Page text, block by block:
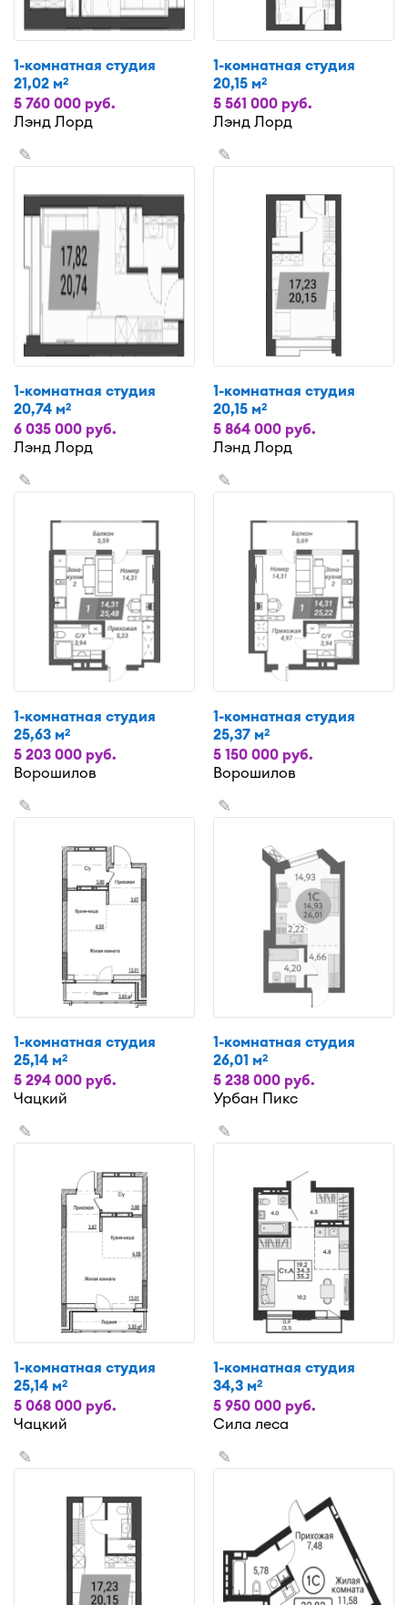
1-комнатная студия
21,02 м2
5 760 000 руб.
Лэнд Лорд
1-комнатная студия
20,15 м2
5 561 000 руб.
Лэнд Лорд
✎
1-комнатная студия
20,74 м2
6 035 000 руб.
Лэнд Лорд
✎
1-комнатная студия
20,15 м2
5 864 000 руб.
Лэнд Лорд
✎
1-комнатная студия
25,63 м2
5 203 000 руб.
Ворошилов
✎
1-комнатная студия
25,37 м2
5 150 000 руб.
Ворошилов
✎
1-комнатная студия
25,14 м2
5 294 000 руб.
Чацкий
✎
1-комнатная студия
26,01 м2
5 238 000 руб.
Урбан Пикс
✎
1-комнатная студия
25,14 м2
5 068 000 руб.
Чацкий
✎
1-комнатная студия
34,3 м2
5 950 000 руб.
Сила леса
✎ ✎